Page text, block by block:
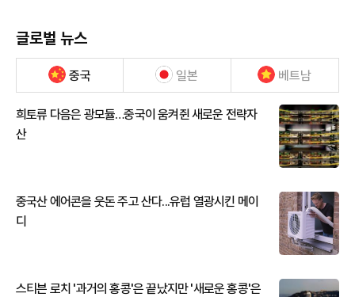
글로벌 뉴스
중국 일본 베트남
희토류 다음은 광모듈…중국이 움켜쥔 새로운 전략자
산
중국산 에어콘을 웃돈 주고 산다...유럽 열광시킨 메이
디
스티븐 로치 '과거의 홍콩'은 끝났지만 '새로운 홍콩'은